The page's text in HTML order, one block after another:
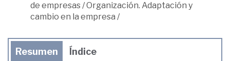
de empresas/Organización. Adaptación y
cambio en la empresa /
Resumen Índice